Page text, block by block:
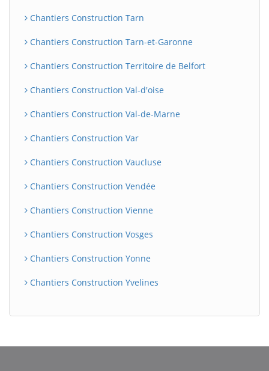
Chantiers Construction Tarn
Chantiers Construction Tarn-et-Garonne
Chantiers Construction Territoire de Belfort
Chantiers Construction Val-d'oise
Chantiers Construction Val-de-Marne
Chantiers Construction Var
Chantiers Construction Vaucluse
Chantiers Construction Vendée
Chantiers Construction Vienne
Chantiers Construction Vosges
Chantiers Construction Yonne
Chantiers Construction Yvelines
BatiWebPro